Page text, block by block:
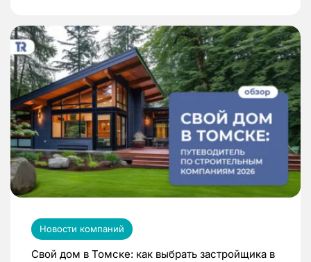
Новости компаний
Свой дом в Томске: как выбрать застройщика в